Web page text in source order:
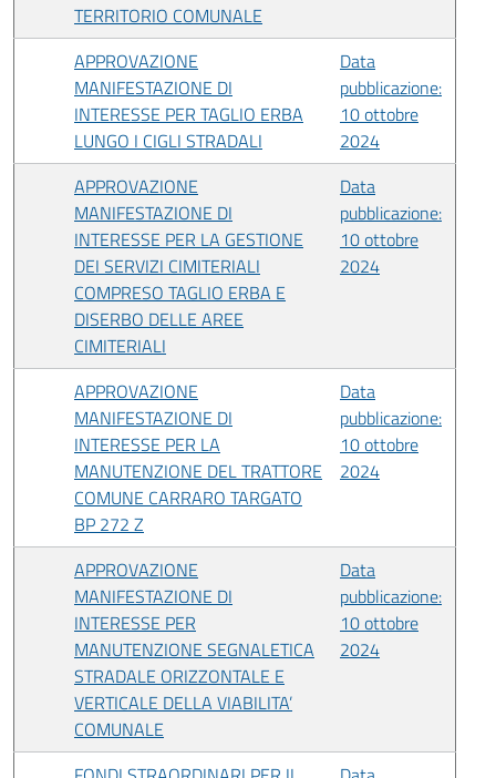
TERRITORIO COMUNALE
APPROVAZIONE
MANIFESTAZIONE DI
INTERESSE PER TAGLIO ERBA
LUNGO I CIGLI STRADALI
Data
pubblicazione:
10 ottobre
2024
APPROVAZIONE
MANIFESTAZIONE DI
INTERESSE PER LA GESTIONE
DEI SERVIZI CIMITERIALI
COMPRESO TAGLIO ERBA E
DISERBO DELLE AREE
CIMITERIALI
Data
pubblicazione:
10 ottobre
2024
APPROVAZIONE
MANIFESTAZIONE DI
INTERESSE PER LA
MANUTENZIONE DEL TRATTORE
COMUNE CARRARO TARGATO
BP 272 Z
Data
pubblicazione:
10 ottobre
2024
APPROVAZIONE
MANIFESTAZIONE DI
INTERESSE PER
MANUTENZIONE SEGNALETICA
STRADALE ORIZZONTALE E
VERTICALE DELLA VIABILITA’
COMUNALE
Data
pubblicazione:
10 ottobre
2024